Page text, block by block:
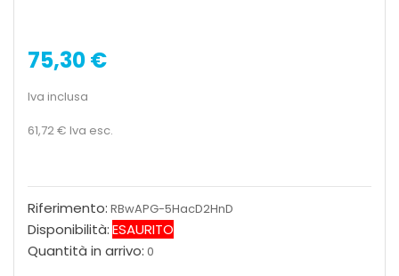
75,30 €
Iva inclusa
61,72 € Iva esc.
Riferimento: RBwAPG-5HacD2HnD
Disponibilità:ESAURITO
Quantità in arrivo: 0